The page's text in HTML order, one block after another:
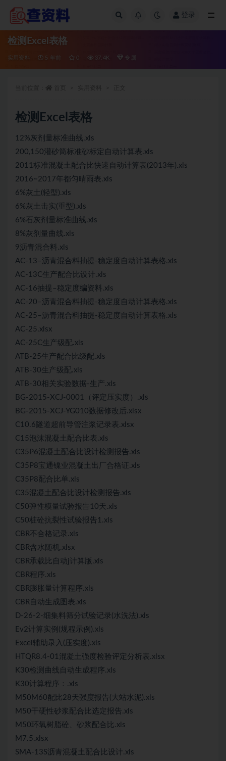
登录
检测Excel表格
实用资料 5 年前 0 37.4K 专属
检测Excel表格
12%灰剂量标准曲线.xls
200,150灌砂筒标准砂标定自动计算表.xls
2011标准混凝土配合比快速自动计算表(2013年).xls
2016~2017年都匀晴雨表.xls
6%灰土(轻型).xls
6%灰土击实(重型).xls
6%石灰剂量标准曲线.xls
8%灰剂量曲线.xls
9沥青混合料.xls
AC-13–沥青混合料抽提-稳定度自动计算表格.xls
AC-13C生产配合比设计.xls
AC-16抽提–稳定度编资料.xls
AC-20–沥青混合料抽提-稳定度自动计算表格.xls
AC-25–沥青混合料抽提-稳定度自动计算表格.xls
AC-25.xlsx
AC-25C生产级配.xls
ATB-25生产配合比级配.xls
ATB-30生产级配.xls
ATB-30相关实验数据-生产.xls
BG-2015-XCJ-0001（评定压实度）.xls
BG-2015-XCJ-YG010数据修改后.xlsx
C10.6隧道超前导管注浆记录表.xlsx
C15泡沫混凝土配合比表.xls
C35P6混凝土配合比设计检测报告.xls
C35P8宝通镍业混凝土出厂合格证.xls
C35P8配合比单.xls
C35混凝土配合比设计检测报告.xls
C50弹性模量试验报告10天.xls
C50桩砼抗裂性试验报告1.xls
CBR不合格记录.xls
CBR含水随机.xlsx
CBR承载比自动j计算版.xls
CBR程序.xls
CBR膨胀量计算程序.xls
CBR自动生成图表.xls
D-26-2-细集料筛分试验记录(水洗法).xls
Ev2计算实例(规程示例).xls
Excel辅助录入(压实度).xls
HTQR8.4-01混凝土强度检验评定分析表.xlsx
K30检测曲线自动生成程序.xls
K30计算程序：.xls
M50M60配比28天强度报告(大站水泥).xls
M50干硬性砂浆配合比选定报告.xls
M50环氧树脂砼、砂浆配合比.xls
M7.5.xlsx
SMA-13S沥青混凝土配合比设计.xls